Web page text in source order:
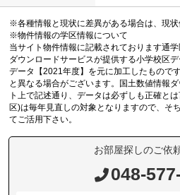
※各種情報と現状に差異がある場合は、現状
※物件情報の学区情報について
当サイト物件情報に記載されております通
ダウンロードサービスが提供する小学校区
データ【2021年度】を元に加工したもので
と異なる場合がございます。国土数値情報
ト上で記述通り、データは必ずしも正確と
区)は毎年見直しの対象となりますので、そ
てご活用下さい。
お部屋探しのご依
048-